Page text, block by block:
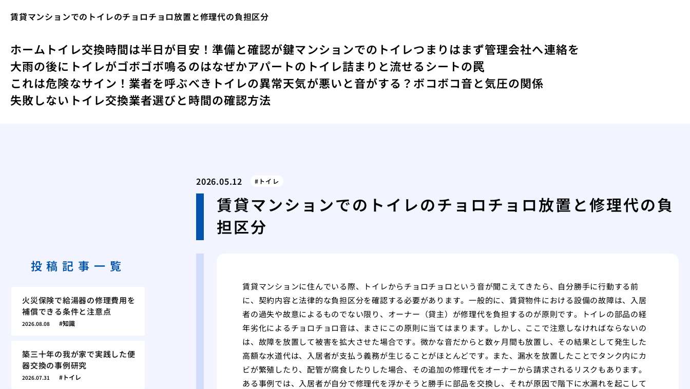
賃貸マンションでのトイレのチョロチョロ放置と修理代の負担区分
ホーム トイレ交換時間は半日が目安！準備と確認が鍵マンションでのトイレつまりはまず管理会社へ連絡を
大雨の後にトイレがゴボゴボ鳴るのはなぜかアパートのトイレ詰まりと流せるシートの罠
これは危険なサイン！業者を呼ぶべきトイレの異常天気が悪いと音がする？ボコボコ音と気圧の関係
失敗しないトイレ交換業者選びと時間の確認方法
2026.05.12 トイレ
賃貸マンションでのトイレのチョロチョロ放置と修理代の負
担区分
賃貸マンションに住んでいる際、トイレからチョロチョロという音が聞こえてきたら、自分勝手に行動する前
に、契約内容と法律的な負担区分を確認する必要があります。一般的に、賃貸物件における設備の故障は、入居
者の過失や故意によるものでない限り、オーナー（貸主）が修理代を負担するのが原則です。トイレの部品の経
年劣化によるチョロチョロ音は、まさにこの原則に当てはまります。しかし、ここで注意しなければならないの
は、故障を放置して被害を拡大させた場合です。微かな音だからと数ヶ月間も放置し、その結果として発生した
高額な水道代は、入居者が支払う義務が生じることがほとんどです。また、漏水を放置したことでタンク内にカ
ビが繁殖したり、配管が腐食したりした場合、その追加の修理代をオーナーから請求されるリスクもあります。
ある事例では、入居者が自分で修理代を浮かそうと勝手に部品を交換し、それが原因で階下に水漏れを起こして
投稿記事一覧
火災保険で給湯器の修理費用を
補償できる条件と注意点
2026.08.08 知識
築三十年の我が家で実践した便
器交換の事例研究
2026.07.31 トイレ